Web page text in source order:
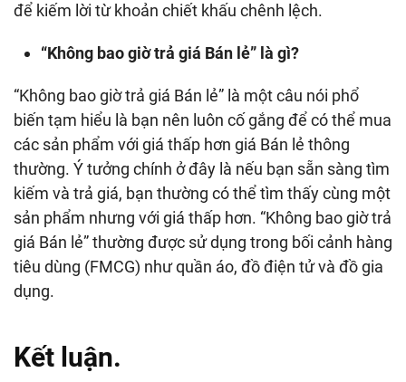
để kiếm lời từ khoản chiết khấu chênh lệch.
“Không bao giờ trả giá Bán lẻ” là gì?
“Không bao giờ trả giá Bán lẻ” là một câu nói phổ
biến tạm hiểu là bạn nên luôn cố gắng để có thể mua
các sản phẩm với giá thấp hơn giá Bán lẻ thông
thường. Ý tưởng chính ở đây là nếu bạn sẵn sàng tìm
kiếm và trả giá, bạn thường có thể tìm thấy cùng một
sản phẩm nhưng với giá thấp hơn. “Không bao giờ trả
giá Bán lẻ” thường được sử dụng trong bối cảnh hàng
tiêu dùng (FMCG) như quần áo, đồ điện tử và đồ gia
dụng.
Kết luận.